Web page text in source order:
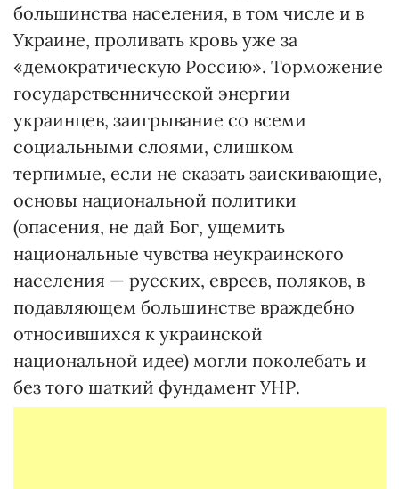
большинства населения, в том числе и в
Украине, проливать кровь уже за
«демократическую Россию». Торможение
государственнической энергии
украинцев, заигрывание со всеми
социальными слоями, слишком
терпимые, если не сказать заискивающие,
основы национальной политики
(опасения, не дай Бог, ущемить
национальные чувства неукраинского
населения — русских, евреев, поляков, в
подавляющем большинстве враждебно
относившихся к украинской
национальной идее) могли поколебать и
без того шаткий фундамент УНР.